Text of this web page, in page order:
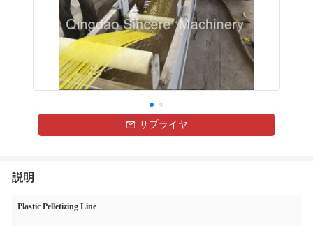
サプライヤ
説明
Plastic Pelletizing Line